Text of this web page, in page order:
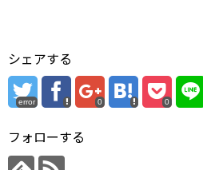
シェアする
error 0 0
フォローする